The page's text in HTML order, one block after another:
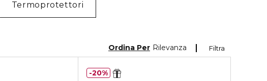
Termoprotettori
Filtra
Ordina Per Rilevanza
20%